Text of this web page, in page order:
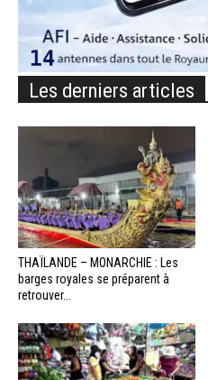
Les derniers articles
THAÏLANDE – MONARCHIE : Les
barges royales se préparent à
retrouver...